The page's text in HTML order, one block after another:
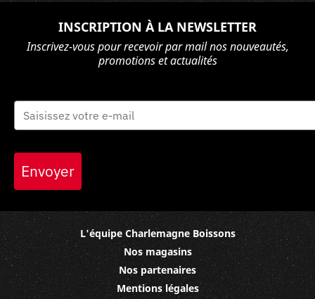
INSCRIPTION À LA NEWSLETTER
Inscrivez-vous pour recevoir par mail nos nouveautés,
promotions et actualités
Envoyer
L'équipe Charlemagne Boissons
Nos magasins
Nos partenaires
Mentions légales